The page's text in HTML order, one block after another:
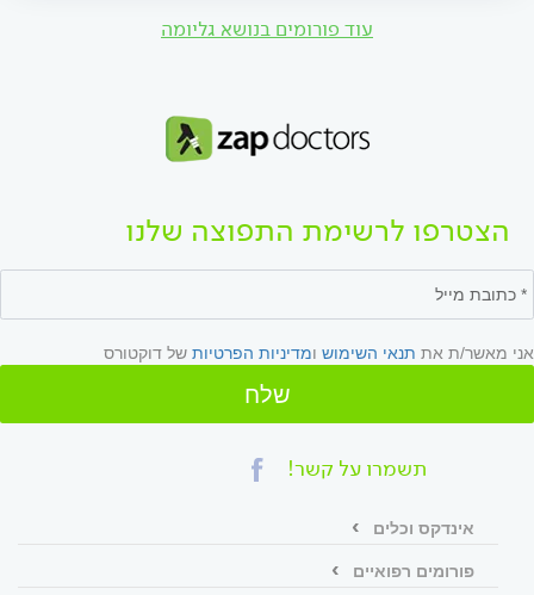
עוד פורומים בנושא גליומה
הצטרפו לרשימת התפוצה שלנו
אני מאשר/ת את תנאי השימוש ומדיניות הפרטיות של דוקטורס
שלח
תשמרו על קשר!
אינדקס וכלים
פורומים רפואיים